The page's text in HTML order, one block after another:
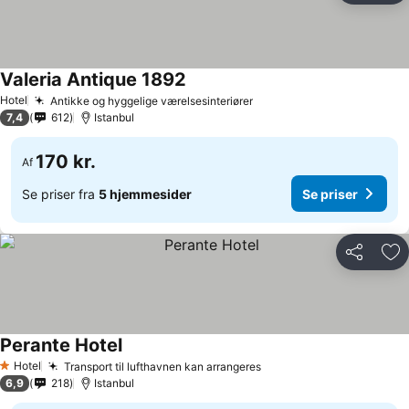
Hotel Antikke og hyggelige værelsesinteriørerSe priser
Valeria Antique 1892
7,4 612 Istanbul
Af 170 kr.
Se priser fra 5 hjemmesider Se priser
Del
1 Stjerner
Hotel Transport til lufthavnen kan arrangeresSe priser
Perante HotelSe priser
6,9 218 Istanbul